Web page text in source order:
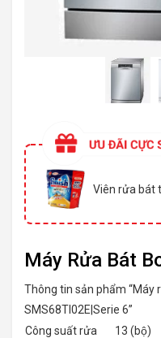
Viên rửa bát
Máy Rửa Bát
Thông tin sản phẩm “Máy
SMS68TI02E|Serie 6”
Công suất rửa
13 (bộ)